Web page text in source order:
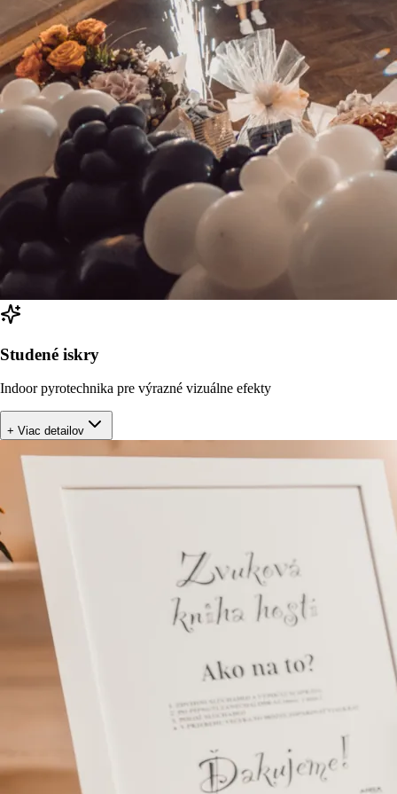
Studené iskry
Indoor pyrotechnika pre výrazné vizuálne efekty
+ Viac detailov